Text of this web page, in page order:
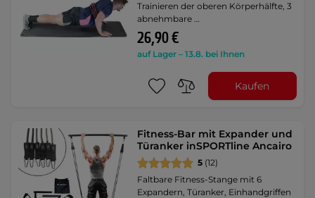
Trainieren der oberen Körperhälfte, 3
abnehmbare …
26,90 €
auf Lager – 13.8. bei Ihnen
Kaufen
Fitness-Bar mit Expander und
Türanker inSPORTline Ancairo
5 (12)
Faltbare Fitness-Stange mit 6
Expandern, Türanker, Einhandgriffen